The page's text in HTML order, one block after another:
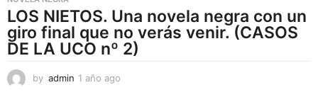
LOS NIETOS. Una novela negra con un
giro final que no verás venir. (CASOS
DE LA UCO nº 2)
by admin 1 año ago